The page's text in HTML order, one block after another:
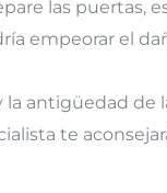
las puertas,
empeorar el
antigüedad de
te